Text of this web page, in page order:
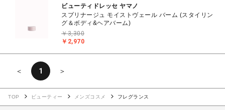
ビューティドレッセ ヤマノ
スプリナージュ モイストヴェール バーム (スタイリン
グ＆ボディ&ヘアバーム)
￥2,970
￥3,300
＜ 1 ＞
TOP ビューティー メンズコスメ フレグランス